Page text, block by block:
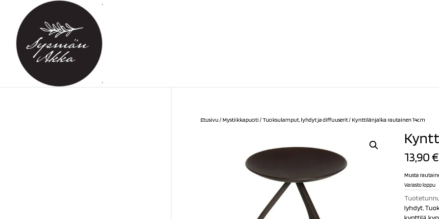
Etusivu / Mystiikkapuoti /Tuoksulamput, lyhdyt ja diffuuserit/ Kynttilänjalka rautainen 14cm
13,90€
Musta
Varasto loppu
lyhdyt,